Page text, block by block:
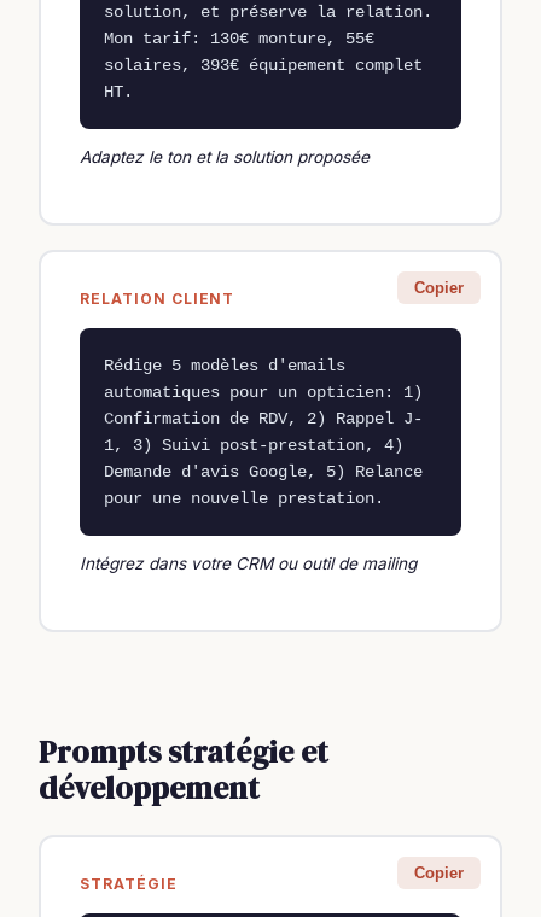
solution, et préserve la relation.
Mon tarif: 130€ monture, 55€
solaires, 393€ équipement complet
HT.
Adaptez le ton et la solution proposée
RELATION CLIENT
Copier
Rédige 5 modèles d'emails
automatiques pour un opticien: 1)
Confirmation de RDV, 2) Rappel J-
1, 3) Suivi post-prestation, 4)
Demande d'avis Google, 5) Relance
pour une nouvelle prestation.
Intégrez dans votre CRM ou outil de mailing
Prompts stratégie et
développement
STRATÉGIE
Copier